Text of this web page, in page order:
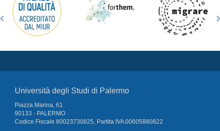
Università degli Studi di Palermo
Piazza Marina, 61
90133 - PALERMO
Codice Fiscale 80023730825, Partita IVA 00605880822